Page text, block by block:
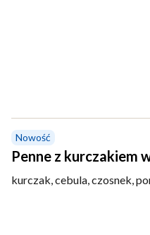
Nowość
Penne z kurczakiem
kurczak, cebula, czosnek,